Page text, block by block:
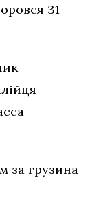
31
за грузина